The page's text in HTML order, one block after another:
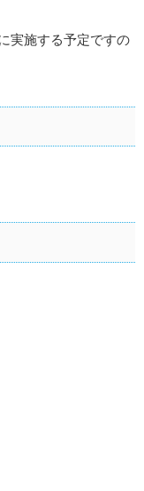
実施する予定ですの